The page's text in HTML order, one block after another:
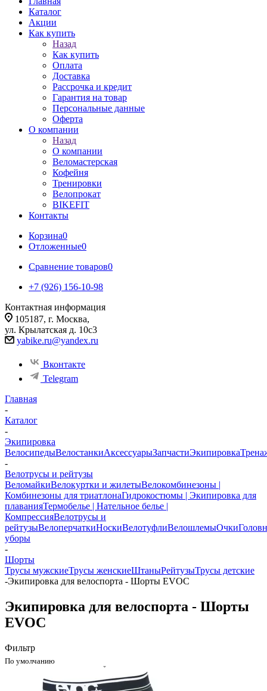
Каталог
Акции
Как купить
Назад
Как купить
Оплата
Доставка
Рассрочка и кредит
Гарантия на товар
Персональные данные
Оферта
О компании
Назад
О компании
Веломастерская
Кофейня
Тренировки
Велопрокат
BIKEFIT
Контакты
Корзина0
Отложенные0
Сравнение товаров0
+7 (926) 156-10-98
Контактная информация
105187, г. Москва,
ул. Крылатская д. 10с3
yabike.ru@yandex.ru
Вконтакте
Telegram
Главная
-
Каталог
-
Экипировка
ВелосипедыВелостанкиАксессуарыЗапчастиЭкипировка
-
Велотрусы и рейтузы
ВеломайкиВелокуртки и жилетыВелокомбинезоны |
Комбинезоны для триатлонаГидрокостюмы | Экипировка для
плаванияТермобелье | Нательное белье |
КомпрессияВелотрусы и
рейтузыВелоперчаткиНоскиВелотуфлиВелошлемыОчки
уборы
-
Шорты
Трусы мужскиеТрусы женскиеШтаныРейтузыТрусы детские
-Экипировка для велоспорта - Шорты EVOC
Экипировка для велоспорта - Шорты
EVOC
Фильтр
По умолчанию